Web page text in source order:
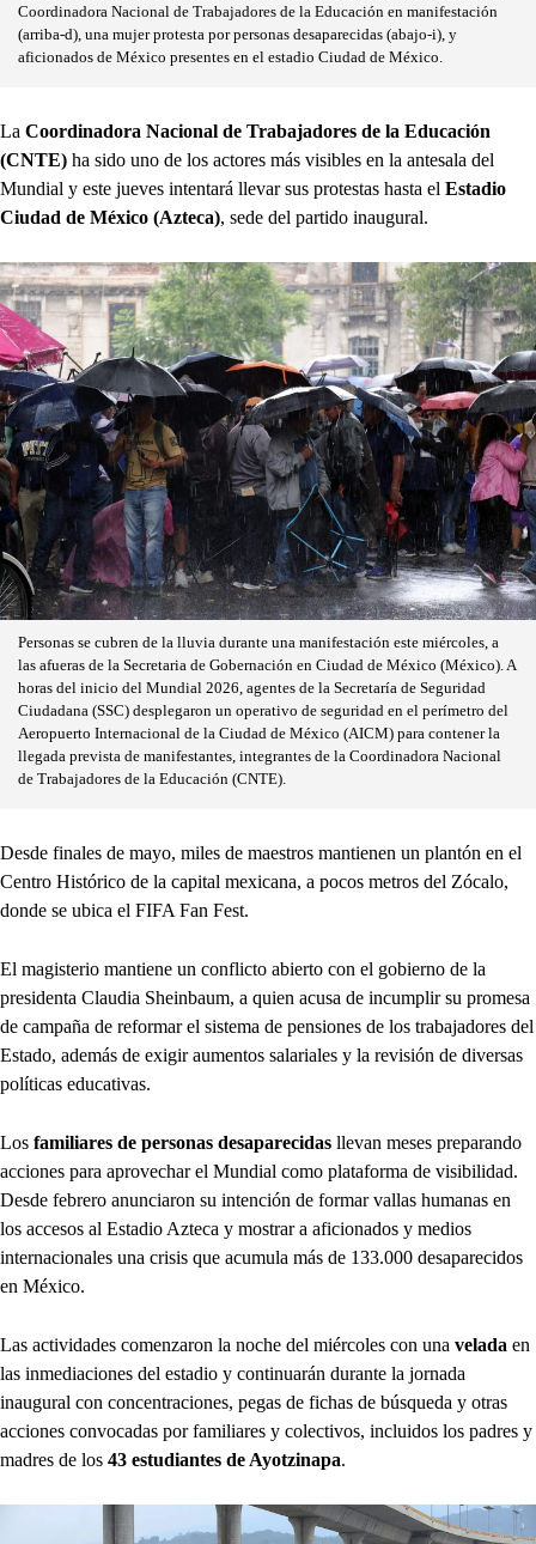
Coordinadora Nacional de Trabajadores de la Educación en manifestación
(arriba-d), una mujer protesta por personas desaparecidas (abajo-i), y
aficionados de México presentes en el estadio Ciudad de México.
La Coordinadora Nacional de Trabajadores de la Educación
(CNTE) ha sido uno de los actores más visibles en la antesala del
Mundial y este jueves intentará llevar sus protestas hasta el Estadio
Ciudad de México (Azteca), sede del partido inaugural.
Personas se cubren de la lluvia durante una manifestación este miércoles, a
las afueras de la Secretaria de Gobernación en Ciudad de México (México). A
horas del inicio del Mundial 2026, agentes de la Secretaría de Seguridad
Ciudadana (SSC) desplegaron un operativo de seguridad en el perímetro del
Aeropuerto Internacional de la Ciudad de México (AICM) para contener la
llegada prevista de manifestantes, integrantes de la Coordinadora Nacional
de Trabajadores de la Educación (CNTE).
Desde finales de mayo, miles de maestros mantienen un plantón en el
Centro Histórico de la capital mexicana, a pocos metros del Zócalo,
donde se ubica el FIFA Fan Fest.
El magisterio mantiene un conflicto abierto con el gobierno de la
presidenta Claudia Sheinbaum, a quien acusa de incumplir su promesa
de campaña de reformar el sistema de pensiones de los trabajadores del
Estado, además de exigir aumentos salariales y la revisión de diversas
políticas educativas.
Los familiares de personas desaparecidas llevan meses preparando
acciones para aprovechar el Mundial como plataforma de visibilidad.
Desde febrero anunciaron su intención de formar vallas humanas en
los accesos al Estadio Azteca y mostrar a aficionados y medios
internacionales una crisis que acumula más de 133.000 desaparecidos
en México.
Las actividades comenzaron la noche del miércoles con una velada en
las inmediaciones del estadio y continuarán durante la jornada
inaugural con concentraciones, pegas de fichas de búsqueda y otras
acciones convocadas por familiares y colectivos, incluidos los padres y
madres de los 43 estudiantes de Ayotzinapa.